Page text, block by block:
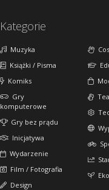
Kategorie
Muzyka
Książki / Pisma
Komiks
Gry
komputerowe
Gry bez prądu
Inicjatywa
Wydarzenie
Film / Fotografia
Design